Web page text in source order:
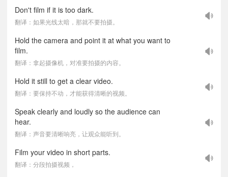
Don't film if it is too dark.
翻译：如果光线太暗，那就不要拍摄。
Hold the camera and point it at what you want to
film.
翻译：拿起摄像机，对准要拍摄的内容。
Hold it still to get a clear video.
翻译：要保持不动，才能获得清晰的视频。
Speak clearly and loudly so the audience can
hear.
翻译：声音要清晰响亮，让观众能听到。
Film your video in short parts.
翻译：分段拍摄视频，